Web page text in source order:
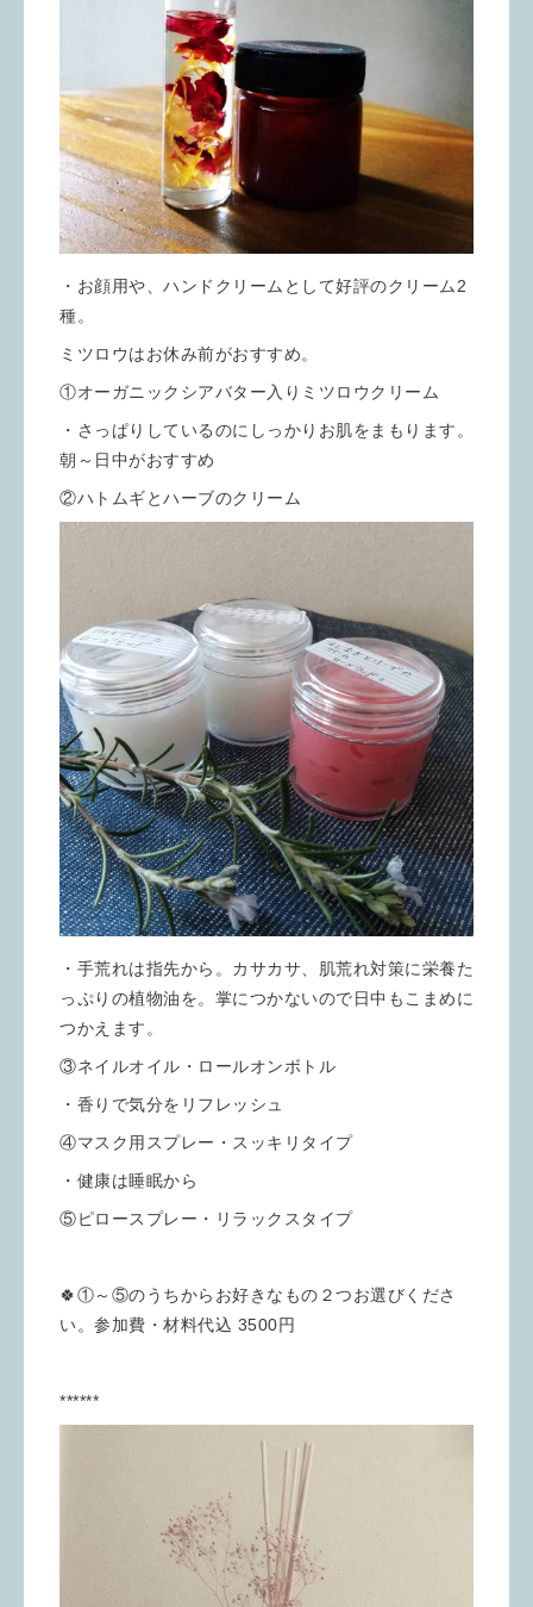
・お顔用や、ハンドクリームとして好評のクリーム2
種。
ミツロウはお休み前がおすすめ。
①オーガニックシアバター入りミツロウクリーム
・さっぱりしているのにしっかりお肌をまもります。
朝～日中がおすすめ
②ハトムギとハーブのクリーム
・手荒れは指先から。カサカサ、肌荒れ対策に栄養た
っぷりの植物油を。掌につかないので日中もこまめに
つかえます。
③ネイルオイル・ロールオンボトル
・香りで気分をリフレッシュ
④マスク用スプレー・スッキリタイプ
・健康は睡眠から
⑤ピロースプレー・リラックスタイプ
🍀①～⑤のうちからお好きなもの２つお選びくださ
い。参加費・材料代込 3500円
******